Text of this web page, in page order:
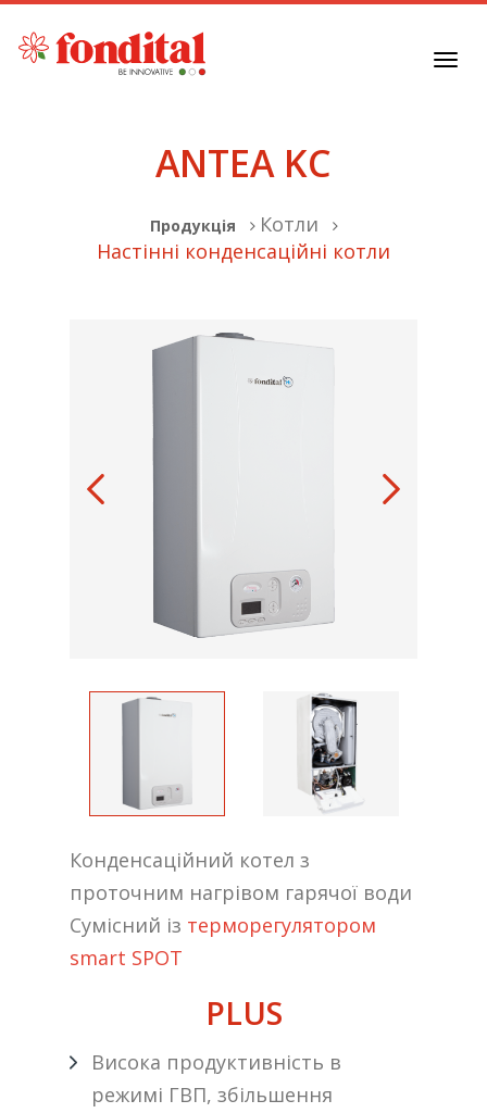
ANTEA KC
Продукція
Котли
Настінні конденсаційні котли
Конденсаційний котел з
проточним нагрівом гарячої води
Сумісний із терморегулятором
smart SPOT
PLUS
Висока продуктивність в
режимі ГВП, збільшення